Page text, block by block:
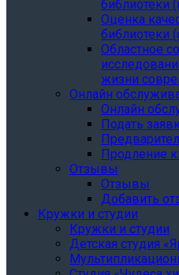
библиотеки
Oценка
библиотеки
Областное
жизни
Онлайн
Онлайн
Подать
Продление
Отзывы
Отзывы
Добавить
Кружки и студии
Кружки и студии
Детская студия